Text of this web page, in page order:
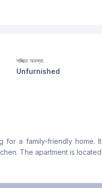
সজ্জিত অবস্থা
Unfurnished
No
for a family-friendly home. It
The apartment is located